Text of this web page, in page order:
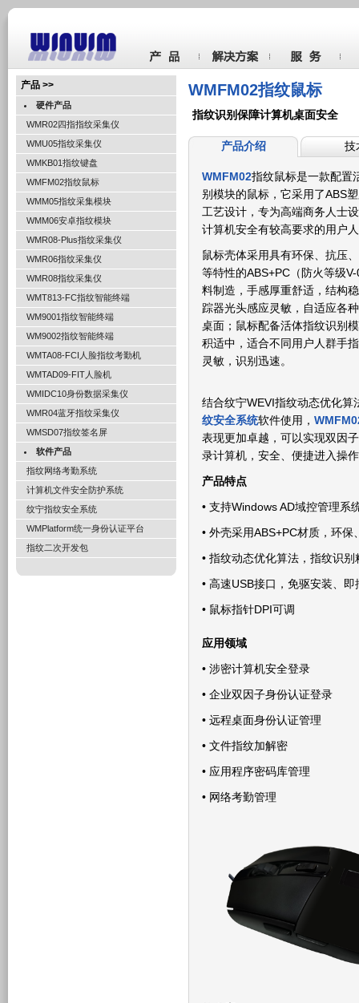
产品 >>
硬件产品
WMR02四指指纹采集仪
WMU05指纹采集仪
WMKB01指纹键盘
WMFM02指纹鼠标
WMM05指纹采集模块
WMM06安卓指纹模块
WMR08-Plus指纹采集仪
WMR06指纹采集仪
WMR08指纹采集仪
WMT813-FC指纹智能终端
WM9001指纹智能终端
WM9002指纹智能终端
WMTA08-FCI人脸指纹考勤机
WMTAD09-FIT人脸机
WMIDC10身份数据采集仪
WMR04蓝牙指纹采集仪
WMSD07指纹签名屏
软件产品
指纹网络考勤系统
计算机文件安全防护系统
纹宁指纹安全系统
WMPlatform统一身份认证平台
指纹二次开发包
WMFM02指纹鼠标
指纹识别保障计算机桌面安全
产品介绍 技
WMFM02指纹鼠标是一款配置
别模块的鼠标，它采用了ABS
工艺设计，专为高端商务人士
计算机安全有较高要求的用户
鼠标壳体采用具有环保、抗压
等特性的ABS+PC（防火等级
料制造，手感厚重舒适，结构
踪器光头感应灵敏，自适应各
桌面；鼠标配备活体指纹识别
积适中，适合不同用户人群手
灵敏，识别迅速。
结合纹宁WEVI指纹动态优化算
纹安全系统软件使用，
表现更加卓越，可以实现双因
录计算机，安全、便捷进入操
产品特点
• 支持Windows AD域控管理系
• 外壳采用ABS+PC材质，环保
• 指纹动态优化算法，指纹识
• 高速USB接口，免驱安装、即
• 鼠标指针DPI可调
应用领域
• 涉密计算机安全登录
• 企业双因子身份认证登录
• 远程桌面身份认证管理
• 文件指纹加解密
• 应用程序密码库管理
• 网络考勤管理